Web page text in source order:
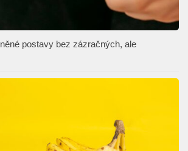
postavy bez zázračných, ale